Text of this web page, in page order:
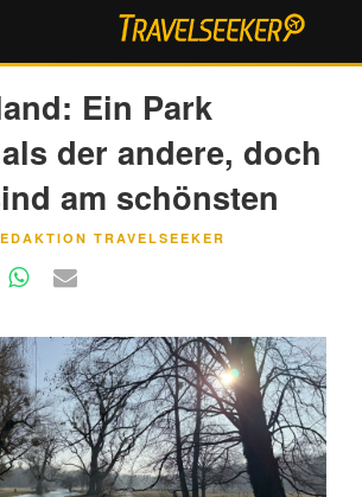
Ein Park
der andere, doch
am schönsten
TRAVELSEEKER